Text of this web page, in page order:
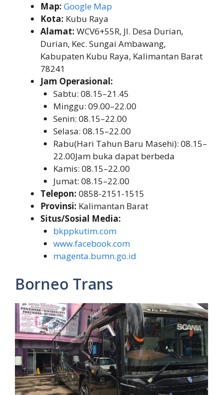
Map: Google Map
Kota: Kubu Raya
Alamat: WCV6+55R, Jl. Desa Durian,
Durian, Kec. Sungai Ambawang,
Kabupaten Kubu Raya, Kalimantan Barat
78241
Jam Operasional:
Sabtu: 08.15–21.45
Minggu: 09.00–22.00
Senin: 08.15–22.00
Selasa: 08.15–22.00
Rabu(Hari Tahun Baru Masehi): 08.15–
22.00Jam buka dapat berbeda
Kamis: 08.15–22.00
Jumat: 08.15–22.00
Telepon: 0858-2151-1515
Provinsi: Kalimantan Barat
Situs/Sosial Media:
bkppkutim.com
www.facebook.com
magenta.bumn.go.id
Borneo Trans